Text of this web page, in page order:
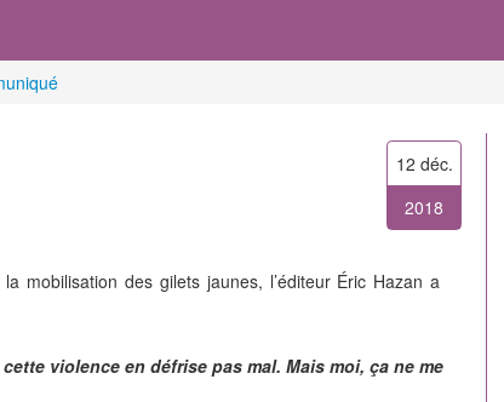
12 déc.
2018
mobilisation des gilets jaunes, l’éditeur Éric Hazan a
violence en défrise pas mal. Mais moi, ça ne me